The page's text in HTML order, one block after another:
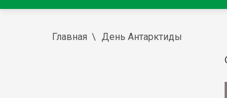
Главная День Антарктиды